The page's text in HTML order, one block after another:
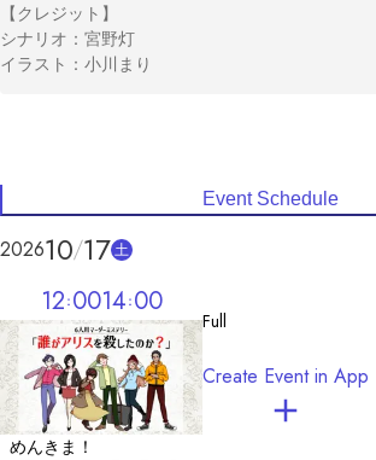
【クレジット】
シナリオ：宮野灯
イラスト：小川まり
Event Schedule
202610 17土
Full
12 0014 00
めんきま！
Create Event in App